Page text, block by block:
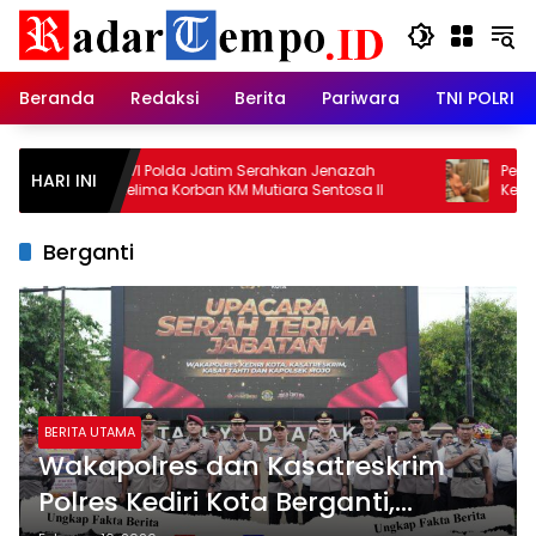
Skip
content
Beranda
Redaksi Berita Pariwara TNI POLRI
HARI INIDVI Polda Jatim Serahkan Jenazah
Kelima Korban KM Mutiara Sentosa II
Juanda:
Berganti
BERITA UTAMA
Wakapolres dan Kasatreskrim
Polres Kediri Kota Berganti,